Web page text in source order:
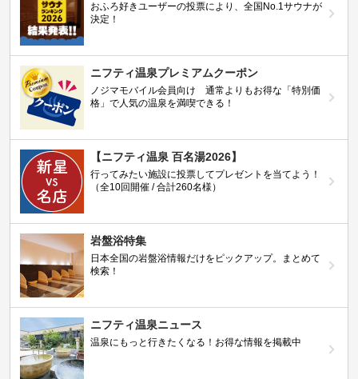
おふろ好きユーザーの投票により、全国No.1サウナが
決定！
ニフティ温泉プレミアムクーポン
ノジマモバイル会員向け 通常よりもお得な「特別価
格」で人気の温泉を満喫できる！
【ニフティ温泉 百名湯2026】
行ってみたい施設に投票してプレゼントを当てよう！
（全10回開催 / 合計260名様）
岩盤浴特集
日本全国の岩盤浴情報だけをピックアップ。まとめて
検索！
ニフティ温泉ニュース
温泉にもっと行きたくなる！お得な情報を掲載中